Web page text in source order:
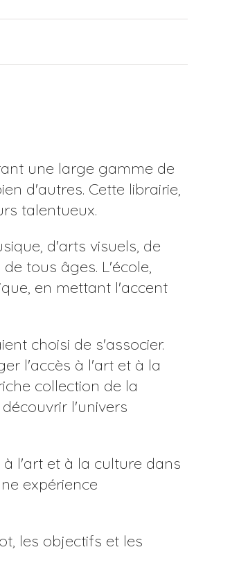
une large gamme de
d'autres. Cette librairie,
talentueux.
d'arts visuels, de
tous âges. L'école,
en mettant l'accent
choisi de s'associer.
l'accès à l'art et à la
collection de la
l'univers
l'art et à la culture dans
expérience
les objectifs et les